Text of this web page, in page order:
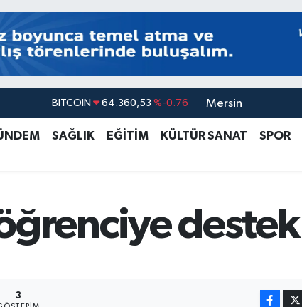
DOLAR 47,7069 %0.17
BİST100 13.887 %64
Mersin
SAĞLIK EĞİTİM KÜLTÜR SANAT SPOR
destek
3